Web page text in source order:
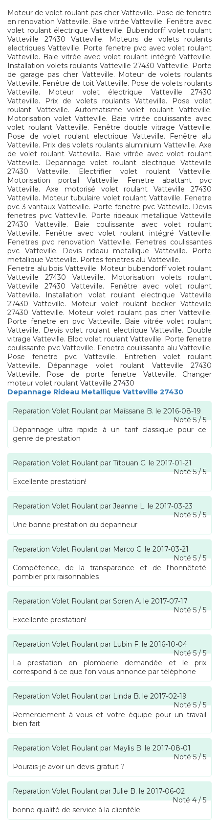
Moteur de volet roulant pas cher Vatteville. Pose de fenetre
en renovation Vatteville. Baie vitrée Vatteville. Fenêtre avec
volet roulant électrique Vatteville. Bubendorff volet roulant
Vatteville 27430 Vatteville. Moteurs de volets roulants
electriques Vatteville. Porte fenetre pvc avec volet roulant
Vatteville. Baie vitrée avec volet roulant intégré Vatteville.
Installation volets roulants Vatteville 27430 Vatteville. Porte
de garage pas cher Vatteville. Moteur de volets roulants
Vatteville. Fenêtre de toit Vatteville. Pose de volets roulants
Vatteville. Moteur volet électrique Vatteville 27430
Vatteville. Prix de volets roulants Vatteville. Pose volet
roulant Vatteville. Automatisme volet roulant Vatteville.
Motorisation volet Vatteville. Baie vitrée coulissante avec
volet roulant Vatteville. Fenêtre double vitrage Vatteville.
Pose de volet roulant electrique Vatteville. Fenêtre alu
Vatteville. Prix des volets roulants aluminium Vatteville. Axe
de volet roulant Vatteville. Baie vitrée avec volet roulant
Vatteville. Depannage volet roulant electrique Vatteville
27430 Vatteville. Electrifier volet roulant Vatteville.
Motorisation portail Vatteville. Fenetre abattant pvc
Vatteville. Axe motorisé volet roulant Vatteville 27430
Vatteville. Moteur tubulaire volet roulant Vatteville. Fenetre
pvc 3 vantaux Vatteville. Porte fenetre pvc Vatteville. Devis
fenetres pvc Vatteville. Porte rideaux metallique Vatteville
27430 Vatteville. Baie coulissante avec volet roulant
Vatteville. Fenêtre avec volet roulant intégré Vatteville.
Fenetres pvc renovation Vatteville. Fenetres coulissantes
pvc Vatteville. Devis rideau metallique Vatteville. Porte
metallique Vatteville. Portes fenetres alu Vatteville.
Fenetre alu bois Vatteville. Moteur bubendorff volet roulant
Vatteville 27430 Vatteville. Motorisation volets roulant
Vatteville 27430 Vatteville. Fenêtre avec volet roulant
Vatteville. Installation volet roulant electrique Vatteville
27430 Vatteville. Moteur volet roulant becker Vatteville
27430 Vatteville. Moteur volet roulant pas cher Vatteville.
Porte fenetre en pvc Vatteville. Baie vitrée volet roulant
Vatteville. Devis volet roulant electrique Vatteville. Double
vitrage Vatteville. Bloc volet roulant Vatteville. Porte fenetre
coulissante pvc Vatteville. Fenetre coulissante alu Vatteville.
Pose fenetre pvc Vatteville. Entretien volet roulant
Vatteville. Dépannage volet roulant Vatteville 27430
Vatteville. Pose de porte fenetre Vatteville. Changer
moteur volet roulant Vatteville 27430
Depannage Rideau Metallique Vatteville 27430
Reparation Volet Roulant par Maïssane B. le 2016-08-19
Noté5/5
Dépannage ultra rapide à un tarif classique pour ce
genre de prestation
Reparation Volet Roulant par Titouan C. le 2017-01-21
Noté5/5
Excellente prestation!
Reparation Volet Roulant par Jeanne L. le 2017-03-23
Noté5/5
Une bonne prestation du depanneur
Reparation Volet Roulant par Marco C. le 2017-03-21
Noté5/5
Compétence, de la transparence et de l'honnêteté
pombier prix raisonnables
Reparation Volet Roulant par Soren A. le 2017-07-17
Noté5/5
Excellente prestation!
Reparation Volet Roulant par Lubin F. le 2016-10-04
Noté5/5
La prestation en plomberie demandée et le prix
correspond à ce que l'on vous annonce par téléphone
Reparation Volet Roulant par Linda B. le 2017-02-19
Noté5/5
Remerciement à vous et votre équipe pour un travail
bien fait
Reparation Volet Roulant par Maylis B. le 2017-08-01
Noté5/5
Pourais-je avoir un devis gratuit ?
Reparation Volet Roulant par Julie B. le 2017-06-02
Noté4/5
bonne qualité de service à la clientèle